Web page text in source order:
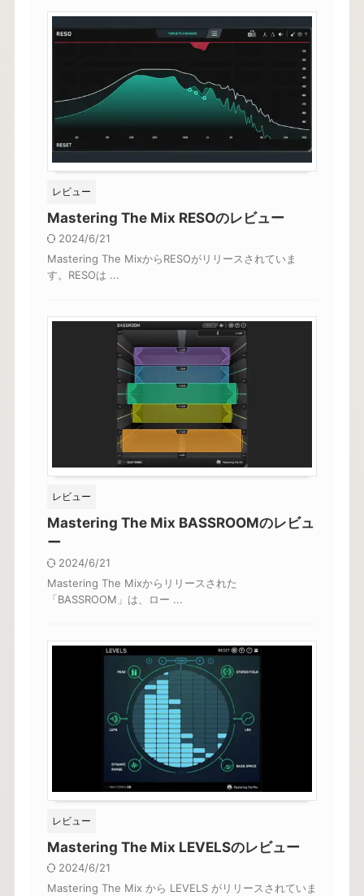
レビュー
Mastering The Mix RESOのレビュー
2024/6/21
Mastering The MixからRESOがリリースされていま
す。RESOは ...
レビュー
Mastering The Mix BASSROOMのレビュ
ー
2024/6/21
Mastering The Mixからリリースされた
「BASSROOM」は、ロー ...
レビュー
Mastering The Mix LEVELSのレビュー
2024/6/21
Mastering The Mix から LEVELS がリリースされていま